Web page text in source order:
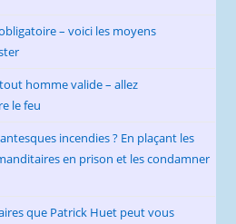
– voici les moyens
homme valide – allez
le feu
incendies ? En plaçant les
en prison et les condamner
que Patrick Huet peut vous